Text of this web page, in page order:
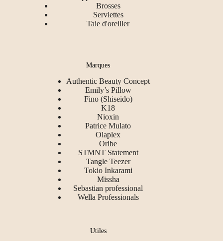
Brosses
Serviettes
Taie d'oreiller
Marques
Authentic Beauty Concept
Emily’s Pillow
Fino (Shiseido)
K18
Nioxin
Patrice Mulato
Olaplex
Oribe
STMNT Statement
Tangle Teezer
Tokio Inkarami
Missha
Sebastian professional
Wella Professionals
Utiles